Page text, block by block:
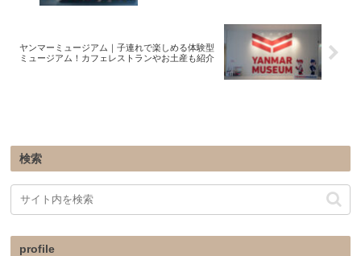
ヤンマーミュージアム｜子連れで楽しめる体験型
ミュージアム！カフェレストランやお土産も紹介
検索
profile